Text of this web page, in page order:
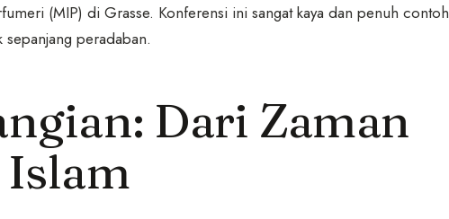
(MIP) di Grasse. Konferensi ini sangat kaya dan penuh contoh
peradaban.
Dari Zaman